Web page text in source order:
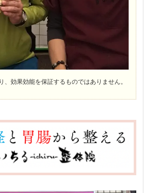
効果効能を保証するものではありません。